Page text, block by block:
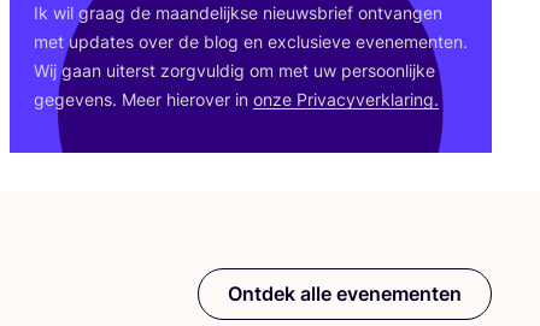
Ik wil graag de maan­de­lijk­se nieuws­brief ont­van­gen
met upda­tes over de blog en exclu­sie­ve eve­ne­men­ten.
Wij gaan uiterst zorg­vul­dig om met uw per­soon­lij­ke
gege­vens. Meer hier­over in onze Pri­va­cy­ver­kla­ring.
Ontdek alle evenementen